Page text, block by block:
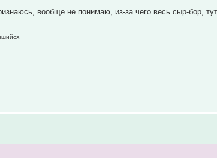
вообще не понимаю, из-за чего весь сыр-бор,